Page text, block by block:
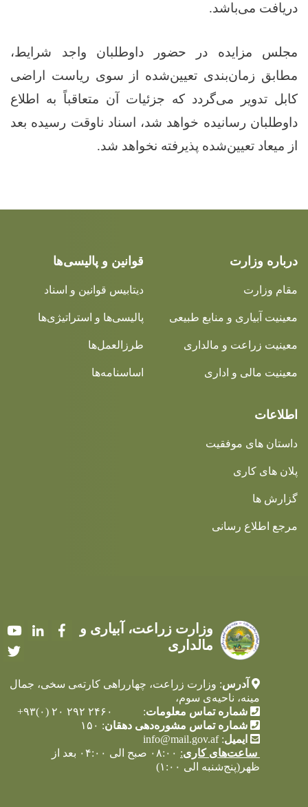
دریافت می‌باشد.
مجلس مزایده در حضور داوطلبان واجد شرایط،
مطابق زمان‌بندی تعیین‌شده از سوی ریاست اراضی
کابل تدویر می‌گردد که جزئیات آن متعاقباً به اطلاع
داوطلبان رسانیده خواهد شد، اسناد ناوقت رسیده بعد
از میعاد تعیین‌شده پذیرفته نخواهد شد.
درباره وزارت
مقام وزارت
معینیت آبیاری و منابع طبیعی
معینیت زراعت و مالداری
معینیت مالی و اداری
قوانین و پالیسی‌ها
دیتابیس قوانین و اسناد
پالیسی‌ها و استراتیژی‌ها
طرزالعمل‌ها
اساسنامه‌ها
اطلاعات
داستان های موفقیت
پلان های کاری
گزارش ها
مرجع اطلاع رسانی
وزارت زراعت، آبیاری و
مالداری
YoutubeLinkedInFacebook
آدرس: وزارت زراعت، چهارراهی کارته‌‍ی سخی، جمال
مینه، ناحیه‌ی سوم،
شماره تماس معلومات: ۲۴۶۰ ۲۹۲ ۲۰ (۰)۹۳+
شماره تماس مشوره‌دهی دهقان: ۱۵۰
ایمیل:
info@mail.gov.af
ساعت‌های کاری:
۰۸:۰۰ صبح الی ۰۴:۰۰ بعد از
ظهر(پنج‌شنبه الی ۱:۰۰)